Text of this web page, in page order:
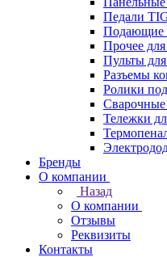
Педали
Подающие
Прочее
Пульты
Разъемы
Ролики
Тележки
Бренды
О компании
Назад
О компании
Отзывы
Реквизиты
Контакты